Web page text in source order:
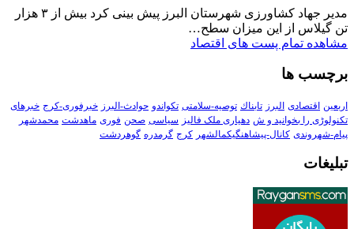
مدیر جهاد کشاورزی شهرستان البرز پیش بینی کرد بیش از ۳ هزار
تن گیلاس از این میزان سطح…
مشاهده تمام پست های اقتصاد
برچسب ها
اربعین اقتصادی البرز تابناك توصیه-سلامتی تکواندو حوادث-البرز خبرفوری-کرج خبرهای
تکنولوڑی را بخوانید و ش دهیاری ملک فالیز سیاسی صحن فوری ماهدشت محمدشهر
پیام-شهروندی کانال-پیشاهنگیکمالشهر کرج گرمدره گوهردشت
تبلیغات